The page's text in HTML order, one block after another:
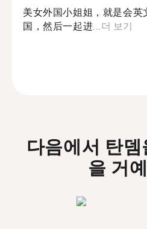
美女外国小姐姐，就是会英
国，然后一起进...더 보기
다음에서 탄
을 거